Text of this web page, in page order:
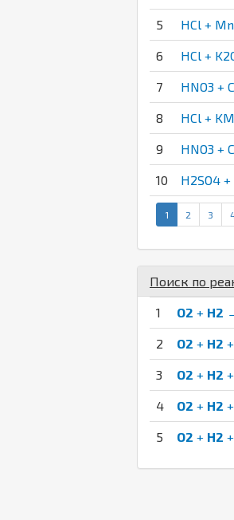
5 HCl +
6 HCl +
7 HNO3 +
8 HCl +
9 HNO3 +
10 H2SO4
1 2 3
Поиск по
1 O2 + H2
2 O2 + H2
3 O2 + H2
4 O2 + H2
5 O2 + H2